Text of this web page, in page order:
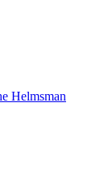
Helmsman